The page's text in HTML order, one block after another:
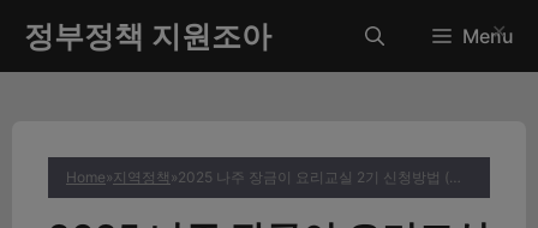
츠
정부정책 지원조아 Menu
Home»지역정책 » 2025 나주 장금이 요리교실 2기 신청방법 (자격조건부터 운영내용까지)
✕